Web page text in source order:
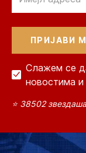
Слажем се
новостима и
⭐ 38502